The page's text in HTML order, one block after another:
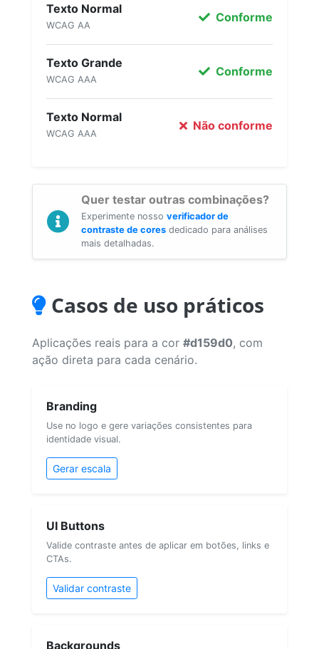
Texto Normal
WCAG AA
Conforme
Texto Grande
WCAG AAA
Conforme
Texto Normal
WCAG AAA
Não conforme
Quer testar outras combinações?
Experimente nosso verificador de
contraste de cores dedicado para análises
mais detalhadas.
Casos de uso práticos
Aplicações reais para a cor #d159d0, com
ação direta para cada cenário.
Branding
Use no logo e gere variações consistentes para
identidade visual.
Gerar escala
UI Buttons
Valide contraste antes de aplicar em botões, links e
CTAs.
Validar contraste
Backgrounds